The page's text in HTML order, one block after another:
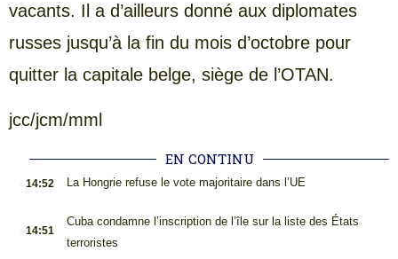
vacants. Il a d’ailleurs donné aux diplomates
russes jusqu’à la fin du mois d’octobre pour
quitter la capitale belge, siège de l’OTAN.
jcc/jcm/mml
EN CONTINU
14:52 La Hongrie refuse le vote majoritaire dans l’UE
14:51
Cuba condamne l’inscription de l’île sur la liste des États
terroristes